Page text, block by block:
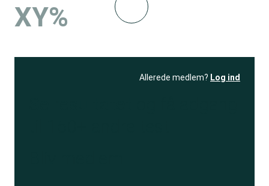
XY%
Allerede medlem? Log ind